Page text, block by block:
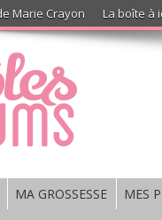
Marie Crayon La boîte à
MA GROSSESSE MES